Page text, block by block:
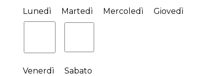
Lunedì Martedì Mercoledì Giovedì
Venerdì Sabato